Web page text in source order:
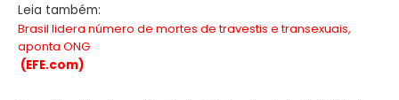
Leia também:
Brasil lidera número de mortes de travestis e transexuais,
aponta ONG
(EFE.com)